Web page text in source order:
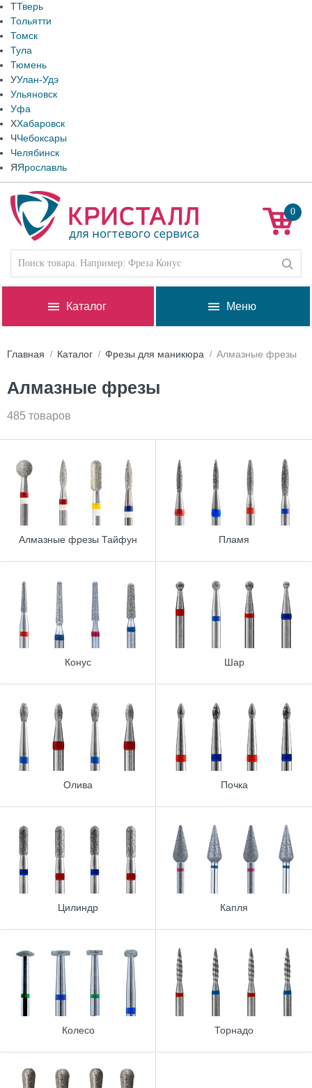
ТТверь
Тольятти
Томск
Тула
Тюмень
УУлан-Удэ
Ульяновск
Уфа
ХХабаровск
ЧЧебоксары
Челябинск
ЯЯрославль
0
Каталог Меню
Главная Каталог Фрезы для маникюра Алмазные фрезы
Алмазные фрезы
485 товаров
Алмазные фрезы Тайфун Пламя
Конус Шар
Олива Почка
Цилиндр Капля
Колесо Торнадо